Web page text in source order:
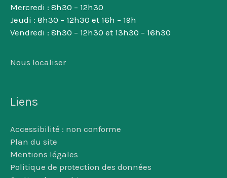
Mercredi : 8h30 – 12h30
Jeudi : 8h30 – 12h30 et 16h – 19h
Vendredi : 8h30 – 12h30 et 13h30 – 16h30
Nous localiser
Liens
Accessibilité : non conforme
Plan du site
Mentions légales
Politique de protection des données